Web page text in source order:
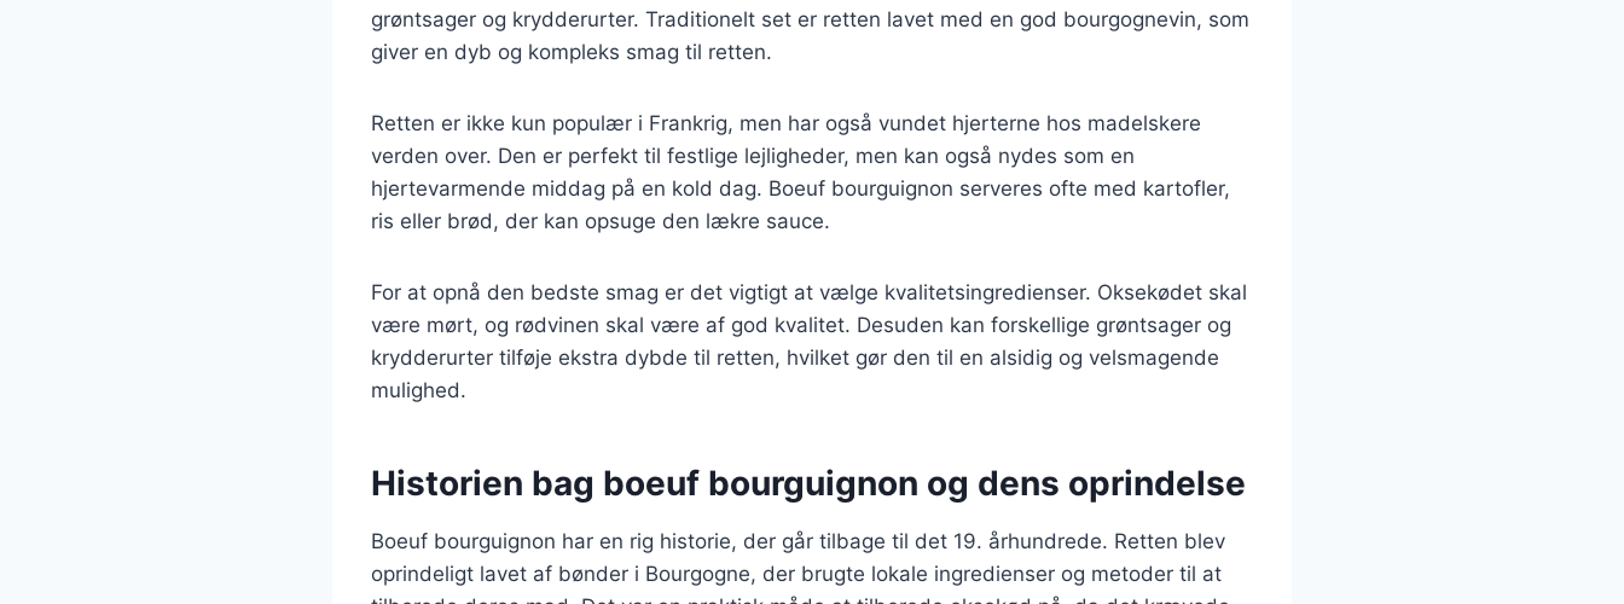
grøntsager og krydderurter. Traditionelt set er retten lavet med en god bourgognevin, som
giver en dyb og kompleks smag til retten.
Retten er ikke kun populær i Frankrig, men har også vundet hjerterne hos madelskere
verden over. Den er perfekt til festlige lejligheder, men kan også nydes som en
hjertevarmende middag på en kold dag. Boeuf bourguignon serveres ofte med kartofler,
ris eller brød, der kan opsuge den lækre sauce.
For at opnå den bedste smag er det vigtigt at vælge kvalitetsingredienser. Oksekødet skal
være mørt, og rødvinen skal være af god kvalitet. Desuden kan forskellige grøntsager og
krydderurter tilføje ekstra dybde til retten, hvilket gør den til en alsidig og velsmagende
mulighed.
Historien bag boeuf bourguignon og dens oprindelse
Boeuf bourguignon har en rig historie, der går tilbage til det 19. århundrede. Retten blev
oprindeligt lavet af bønder i Bourgogne, der brugte lokale ingredienser og metoder til at